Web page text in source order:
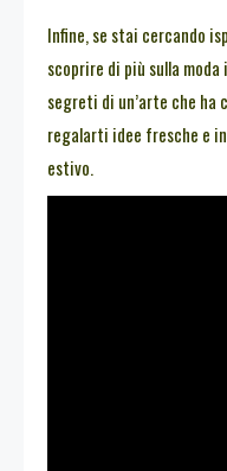
Infine, se stai cercando
scoprire di più sulla
segreti di un’arte che ha
regalarti idee fresche e
estivo.